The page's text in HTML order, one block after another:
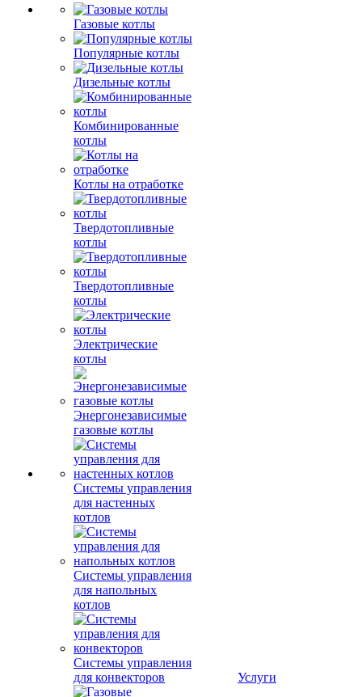
Газовые котлы
Популярные котлы
Дизельные котлы
Комбинированные
котлы
Котлы на отработке
Твердотопливные
котлы
Твердотопливные
котлы
Электрические
котлы
Энергонезависимые
газовые котлы
Системы управления
для настенных
котлов
Системы управления
для напольных
котлов
Системы управления
для конвекторов
Услуги